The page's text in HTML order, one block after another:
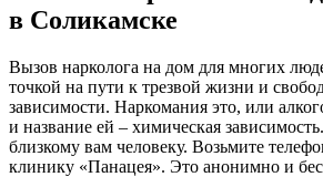
в Соликамске
Вызов нарколога на дом для многих
точкой на пути к трезвой жизни и
зависимости. Наркомания это, или
и название ей – химическая
близкому вам человеку. Возьмите
клинику «Панацея». Это анонимно и